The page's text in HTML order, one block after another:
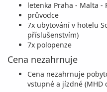
Sleva 7%
cena za 8
letenka Praha - Malta -
průvodce
7x ubytování v hotelu
příslušenstvím)
7x polopenze
Cena nezahrnuje
Cena nezahrnuje
vstupné a jízdné (MHD